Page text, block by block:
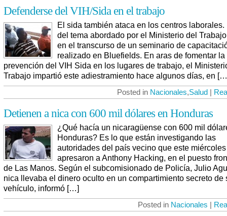
Defenderse del VIH/Sida en el trabajo
El sida también ataca en los centros laborales.
del tema abordado por el Ministerio del
en el transcurso de un seminario de
realizado en Bluefields. En aras de fomentar la
prevención del VIH Sida en los lugares de trabajo, el
Trabajo impartió este adiestramiento hace algunos días, en
Posted in Nacionales,Salud |
Detienen a nica con 600 mil dólares en Honduras
¿Qué hacía un nicaragüense con 600 mil
Honduras? Es lo que están investigando las
autoridades del país vecino que este miércoles
apresaron a Anthony Hacking, en el puesto
de Las Manos. Según el subcomisionado de Policía, Julio
nica llevaba el dinero oculto en un compartimiento secreto de
vehículo, informó […]
Posted in Nacionales |